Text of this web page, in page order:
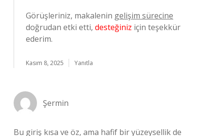
Görüşleriniz, makalenin gelişim sürecine
doğrudan etki etti, desteğiniz için teşekkür
ederim.
Kasım 8, 2025 Yanıtla
Şermin
Bu giriş kısa ve öz, ama hafif bir yüzeysellik de